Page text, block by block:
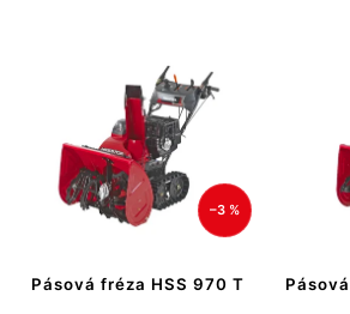
–3 %
Pásová fréza HSS 970 T